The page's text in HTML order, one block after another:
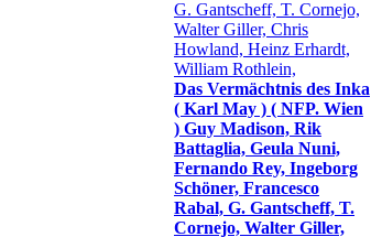
Das Vermächtnis des Inka
( Karl May ) ( NFP. Wien
) Guy Madison, Rik
Battaglia, Geula Nuni,
Fernando Rey, Ingeborg
Schöner, Francesco
Rabal, G. Gantscheff, T.
Cornejo, Walter Giller,